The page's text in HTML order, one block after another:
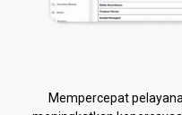
Mempercepat